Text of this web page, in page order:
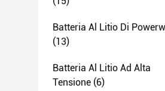
Batteria Al Litio Di
(13)
Batteria Al Litio Ad Alta
Tensione (6)